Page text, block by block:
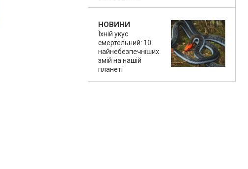
НОВИНИ
Їхній укус
смертельний: 10
найнебезпечніших
змій на нашій
планеті